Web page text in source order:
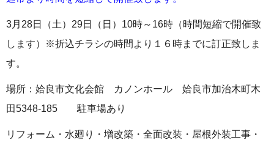
3月28日（土）29日（日）10時～16時（時間短縮で開催致
します）※折込チラシの時間より１６時までに訂正致しま
す。
場所：姶良市文化会館 カノンホール 姶良市加治木町木
田5348-185 駐車場あり
リフォーム・水廻り・増改築・全面改装・屋根外装工事・